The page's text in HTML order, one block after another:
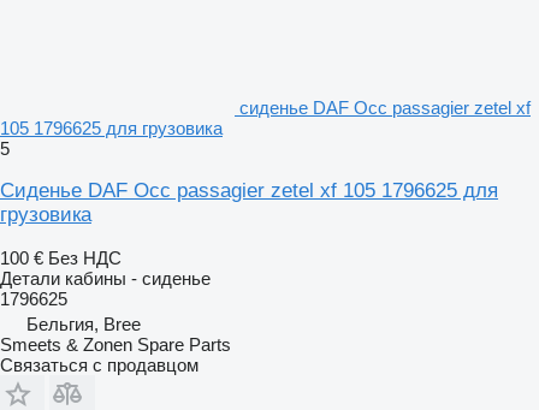
сиденье DAF Occ passagier zetel xf
105 1796625 для грузовика
5
Сиденье DAF Occ passagier zetel xf 105 1796625 для
грузовика
100 € Без НДС
Детали кабины - сиденье
1796625
Бельгия, Bree
Smeets & Zonen Spare Parts
Связаться с продавцом